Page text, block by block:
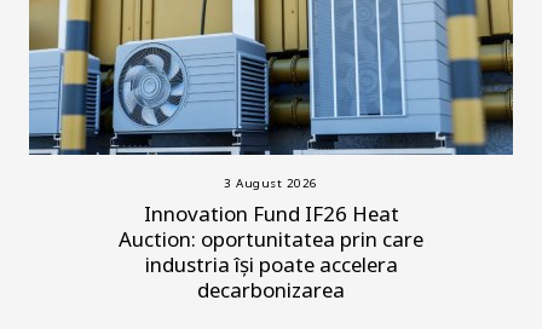
3 August 2026
Innovation Fund IF26 Heat
Auction: oportunitatea prin care
industria își poate accelera
decarbonizarea